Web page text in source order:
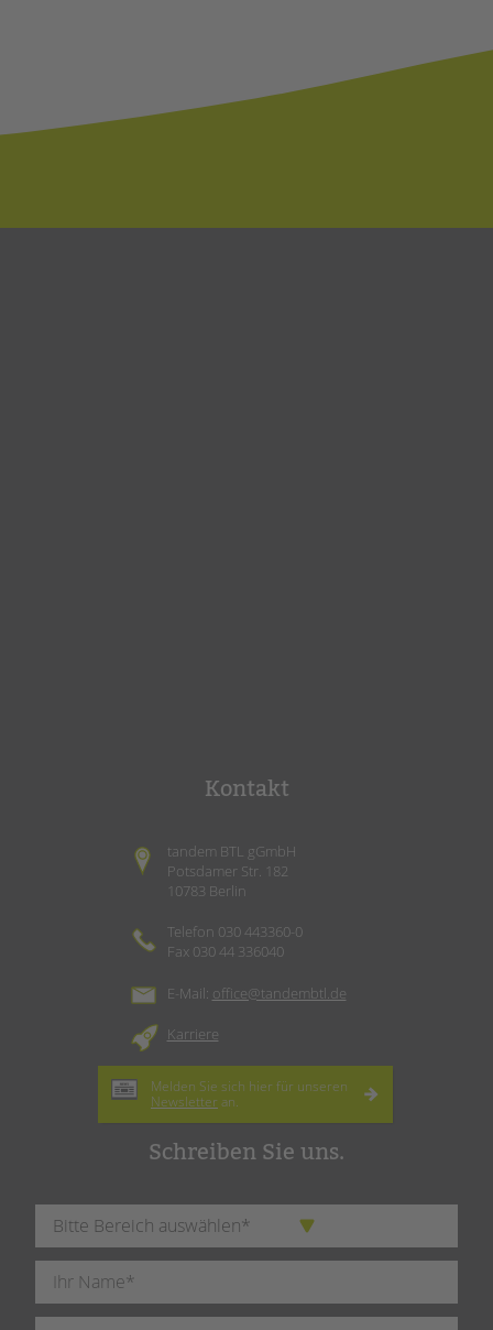
Kontakt
tandem BTL gGmbH
Potsdamer Str. 182
10783 Berlin
Telefon 030 443360-0
Fax 030 44 336040
E-Mail: office@tandembtl.de
Karriere
Melden Sie sich hier für unseren
Newsletter an.
Schreiben Sie uns.